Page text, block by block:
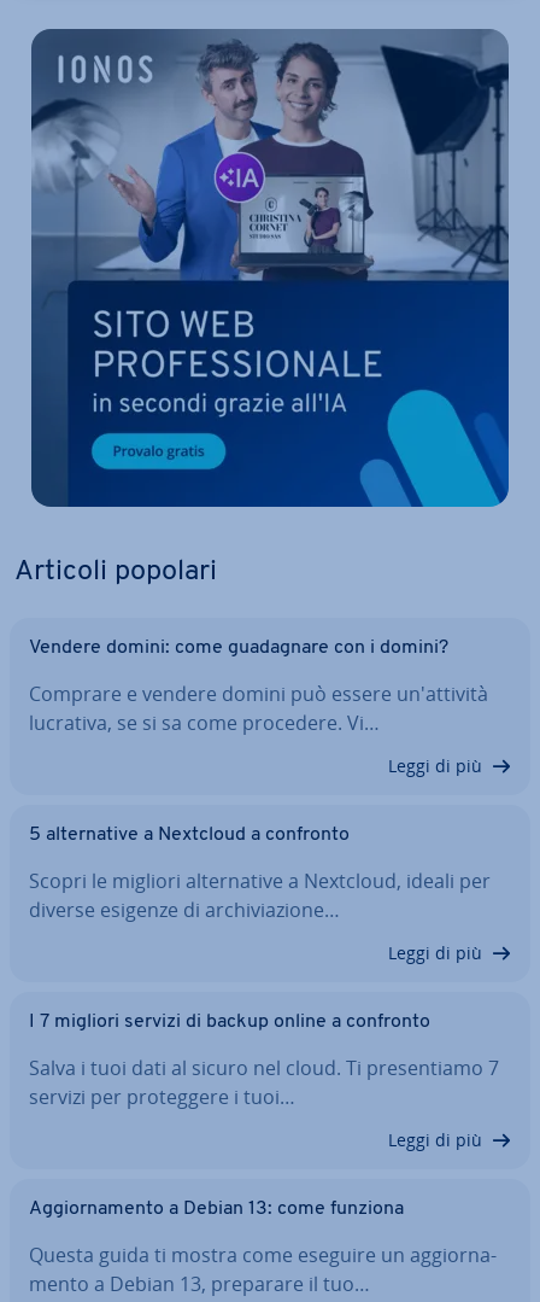
Articoli popolari
Vendere domini: come gua­da­gna­re con i domini?
Comprare e vendere domini può essere un'at­ti­vi­tà
lucrativa, se si sa come procedere. Vi…
Leggi di più
5 al­ter­na­ti­ve a Nextcloud a confronto
Scopri le migliori al­ter­na­ti­ve a Nextcloud, ideali per
diverse esigenze di ar­chi­via­zio­ne…
Leggi di più
I 7 migliori servizi di backup online a confronto
Salva i tuoi dati al sicuro nel cloud. Ti pre­sen­tia­mo 7
servizi per pro­teg­ge­re i tuoi…
Leggi di più
Ag­gior­na­men­to a Debian 13: come funziona
Questa guida ti mostra come eseguire un ag­gior­na­
men­to a Debian 13, preparare il tuo…